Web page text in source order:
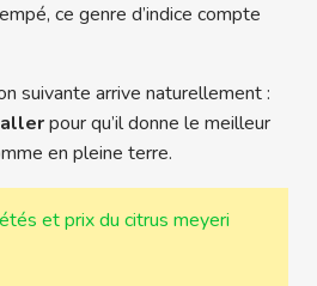
ce genre d’indice compte
suivante arrive naturellement :
pour qu’il donne le meilleur
en pleine terre.
et prix du citrus meyeri